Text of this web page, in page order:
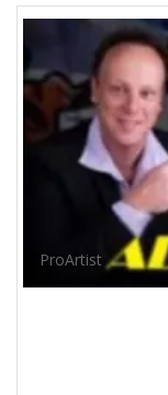
ProArtist